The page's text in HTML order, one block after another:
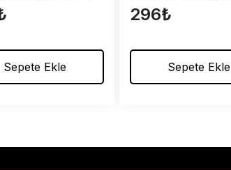
Sepete Ekle
296₺
Sepete Ekle